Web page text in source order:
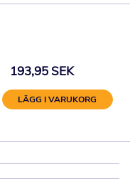
193,95 SEK
LÄGG I VARUKORG